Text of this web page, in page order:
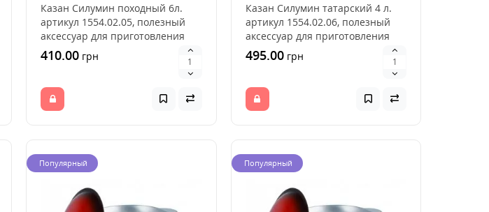
Казан Силумин походный 6л.
артикул 1554.02.05, полезный
аксессуар для приготовления
пищи на открытом..
410.00 грн
Казан Силумин татарский 4 л.
артикул 1554.02.06, полезный
аксессуар для приготовления
пищи на открыт..
495.00грн
Популярный Популярный